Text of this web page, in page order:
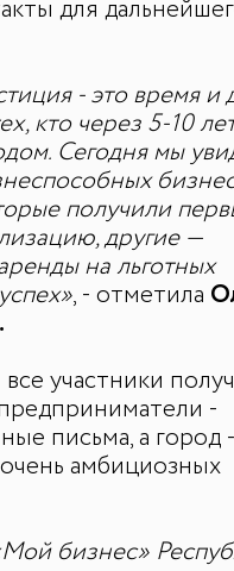
для
- это время и
кто через 5-10
Сегодня мы
получили
другие —
на льготных
, - отметила
участники
-
письма, а город
амбициозных
бизнес»